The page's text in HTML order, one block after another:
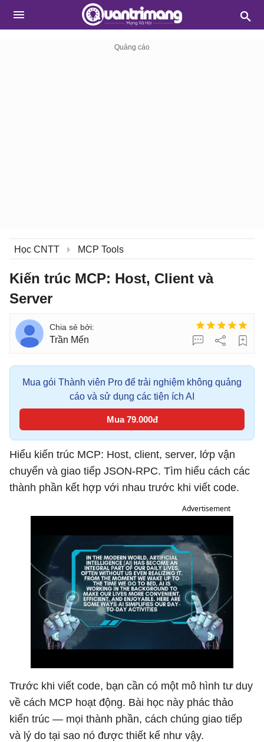
Học CNTT MCP Tools
Kiến trúc MCP: Host, Client và
Server
Trần Mến
Mua gói Thành viên Pro để trải nghiệm không quảng
cáo và sử dụng các tiện ích AI
Mua 79.000đ
Hiểu kiến ​​trúc MCP: Host, client, server, lớp vận
chuyển và giao tiếp JSON-RPC. Tìm hiểu cách các
thành phần kết hợp với nhau trước khi viết code.
Advertisement
Trước khi viết code, bạn cần có một mô hình tư duy
về cách MCP hoạt động. Bài học này phác thảo
kiến ​​trúc — mọi thành phần, cách chúng giao tiếp
và lý do tại sao nó được thiết kế như vậy.